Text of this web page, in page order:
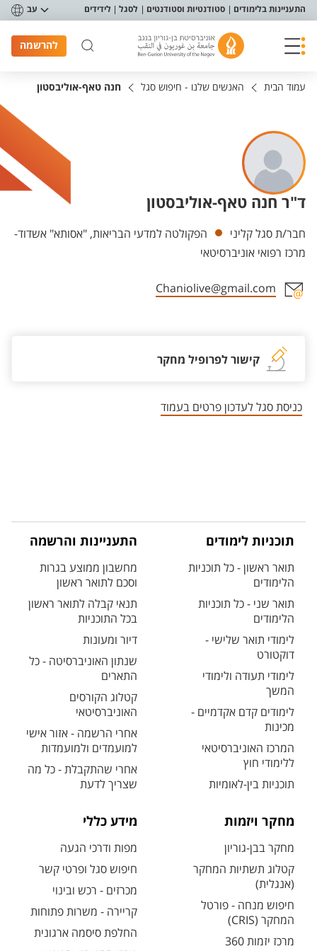
תפריט נגישות
התעניינות בלימודים סטודנטיות וסטודנטים לסגל לידידים עב
להרשמה
עמוד הבית האנשים שלנו - חיפוש סגל חנה טאף-אוליבסטון
ד"ר חנה טאף-אוליבסטון
יחידות
חבר/ת סגל קליני
הפקולטה למדעי הבריאות, "אסותא" אשדוד-
מרכז רפואי אוניברסיטאי
Chaniolive@gmail.com
קישור לפרופיל מחקר
כניסת סגל לעדכון פרטים בעמוד
תוכניות לימודים
תואר ראשון - כל תוכניות
הלימודים
תואר שני - כל תוכניות
הלימודים
לימודי תואר שלישי -
דוקטורט
לימודי תעודה ולימודי
המשך
לימודים קדם אקדמיים -
מכינות
המרכז האוניברסיטאי
ללימודי חוץ
תוכניות בין-לאומיות
התעניינות והרשמה
מחשבון ממוצע בגרות
וסכם לתואר ראשון
תנאי קבלה לתואר ראשון
בכל התוכניות
דיור ומעונות
שנתון האוניברסיטה - כל
התארים
קטלוג הקורסים
האוניברסיטאי
אחרי הרשמה - אזור אישי
למועמדים ולמועמדות
אחרי שהתקבלת - כל מה
שצריך לדעת
מחקר ויזמות
מחקר בבן-גוריון
קטלוג תשתיות המחקר
(אנגלית)
חיפוש מנחה - פורטל
המחקר (CRIS)
מרכז יזמות 360
מידע כללי
מפות ודרכי הגעה
חיפוש סגל ופרטי קשר
מכרזים - רכש ובינוי
קריירה - משרות פתוחות
החלפת סיסמה ארגונית